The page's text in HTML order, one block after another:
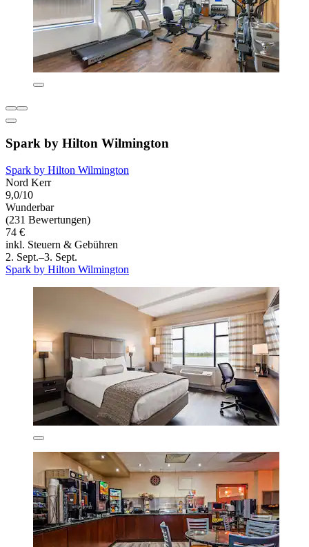
Spark by Hilton Wilmington
Spark by Hilton Wilmington
Nord Kerr
9,0/10
Wunderbar
(231 Bewertungen)
74 €
inkl. Steuern & Gebühren
2. Sept.–3. Sept.
Spark by Hilton Wilmington